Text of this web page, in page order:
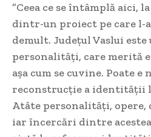
”Ceea ce se întâmplă aici,
dintr-un proiect pe care l-
demult. Județul Vaslui
personalități, care merită
așa cum se cuvine. Poate e
reconstrucție a identității
Atâte personalități, opere,
iar încercări dintre